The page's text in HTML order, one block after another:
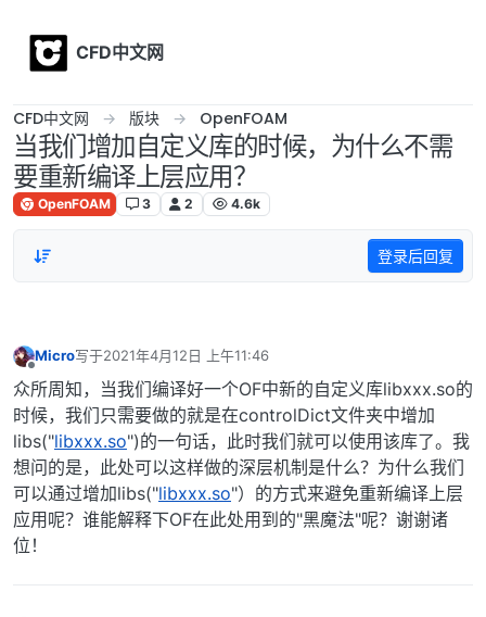
CFD中文网
CFD中文网 版块 OpenFOAM
当我们增加自定义库的时候，为什么不需
要重新编译上层应用？
OpenFOAM 3 2 4.6k
登录后回复
Micro写于2021年4月12日 上午11:46
最后由 编辑
众所周知，当我们编译好一个OF中新的自定义库libxxx.so的
时候，我们只需要做的就是在controlDict文件夹中增加
libs("libxxx.so")的一句话，此时我们就可以使用该库了。我
想问的是，此处可以这样做的深层机制是什么？为什么我们
可以通过增加libs("libxxx.so"）的方式来避免重新编译上层
应用呢？谁能解释下OF在此处用到的"黑魔法"呢？谢谢诸
位！